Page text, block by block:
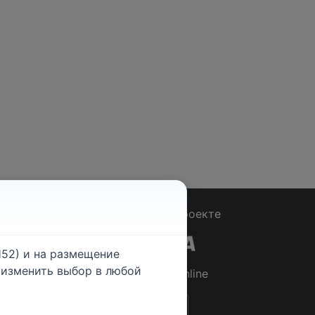
О проекте
© 2026Rabotniki.online
и на размещение
выбор в любой